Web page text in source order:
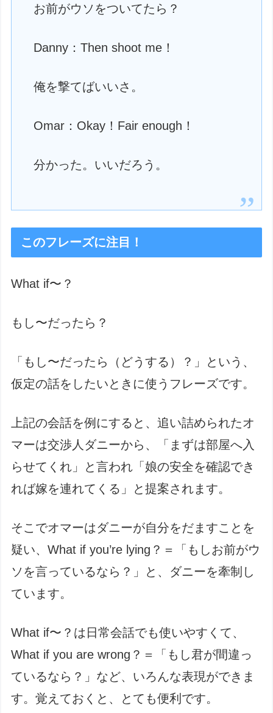
お前がウソをついてたら？
Danny：Then shoot me！
俺を撃てばいいさ。
Omar：Okay！Fair enough！
分かった。いいだろう。
このフレーズに注目！
What if〜？
もし〜だったら？
「もし〜だったら（どうする）？」という、
仮定の話をしたいときに使うフレーズです。
上記の会話を例にすると、追い詰められたオ
マーは交渉人ダニーから、「まずは部屋へ入
らせてくれ」と言われ「娘の安全を確認でき
れば嫁を連れてくる」と提案されます。
そこでオマーはダニーが自分をだますことを
疑い、What if you’re lying？＝「もしお前がウ
ソを言っているなら？」と、ダニーを牽制し
ています。
What if〜？は日常会話でも使いやすくて、
What if you are wrong？＝「もし君が間違っ
ているなら？」など、いろんな表現ができま
す。覚えておくと、とても便利です。